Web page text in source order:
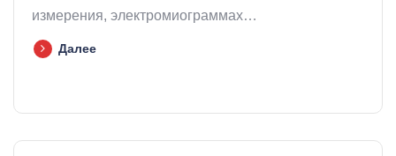
измерения, электромиограммах…
Далее